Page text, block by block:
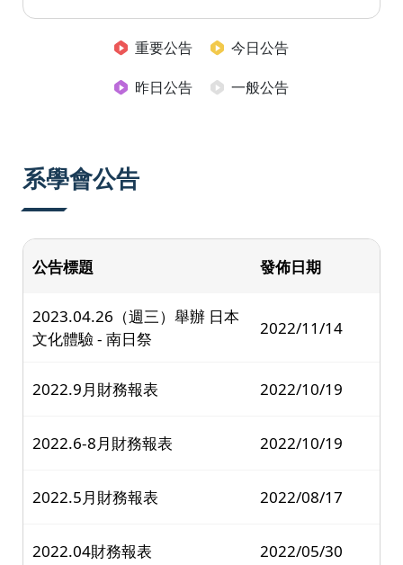
重要公告
今日公告
昨日公告
一般公告
系學會公告
公告標題 發佈日期
2023.04.26（週三）舉辦 日本
文化體驗 - 南日祭
2022/11/14
2022.9月財務報表 2022/10/19
2022.6-8月財務報表 2022/10/19
2022.5月財務報表 2022/08/17
2022.04財務報表 2022/05/30